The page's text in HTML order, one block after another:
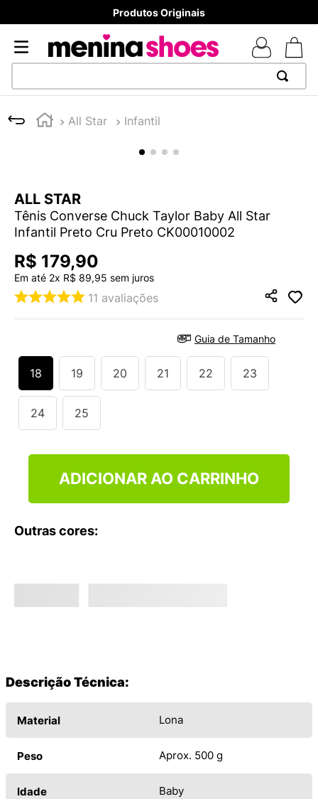
8x sem juros - Parcela mínima R$ 70,00
All Star Infantil
ALL STAR
Tênis Converse Chuck Taylor Baby All Star
Infantil Preto Cru Preto CK00010002
R$ 179,90
Em até 2x R$ 89,95 sem juros
11 avaliações
Guia de Tamanho
18 19 20 21 22 23
24 25
ADICIONAR AO CARRINHO
Outras cores:
Descrição Técnica:
Material Lona
Peso Aprox. 500 g
Idade Baby
1
TÊNIS NEWS BALANCE 530
4º
TÊNIS VEJA WHITE
5º
ADIDAS
º
7 º
MELISSA SLIDE
8º
NEW BALANCE 204L